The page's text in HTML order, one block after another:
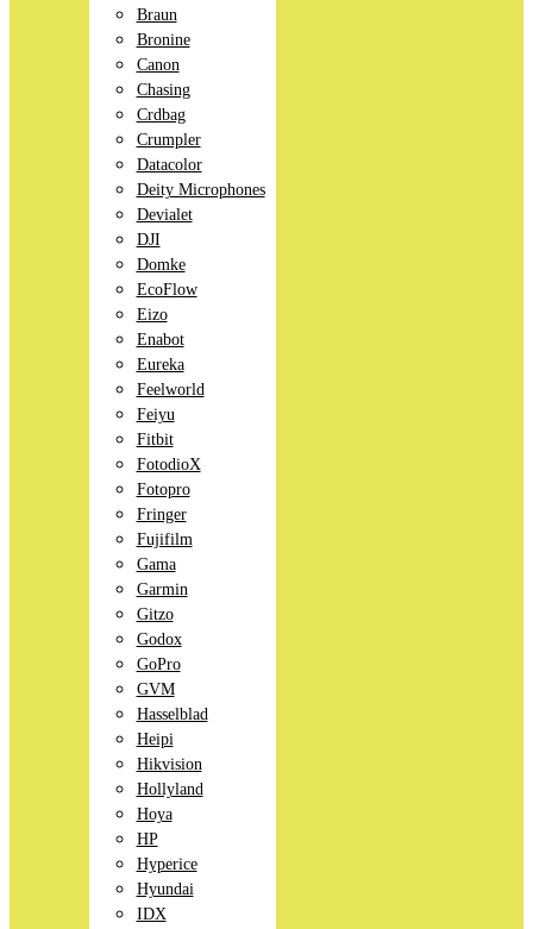
Braun
Bronine
Canon
Chasing
Crdbag
Crumpler
Datacolor
Deity Microphones
Devialet
DJI
Domke
EcoFlow
Eizo
Enabot
Eureka
Feelworld
Feiyu
Fitbit
FotodioX
Fotopro
Fringer
Fujifilm
Gama
Garmin
Gitzo
Godox
GoPro
GVM
Hasselblad
Heipi
Hikvision
Hollyland
Hoya
HP
Hyperice
Hyundai
IDX